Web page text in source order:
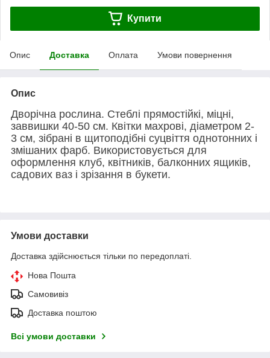
Купити
Опис Доставка Оплата Умови повернення
Опис
Дворічна рослина. Стеблі прямостійкі, міцні,
заввишки 40-50 см. Квітки махрові, діаметром 2-
3 см, зібрані в щитоподібні суцвіття однотонних і
змішаних фарб. Використовується для
оформлення клуб, квітників, балконних ящиків,
садових ваз і зрізання в букети.
Умови доставки
Доставка здійснюється тільки по передоплаті.
Нова Пошта
Самовивіз
Доставка поштою
Всі умови доставки